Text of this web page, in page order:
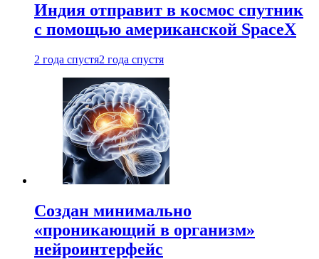
Индия отправит в космос спутник
с помощью американской SpaceX
2 года спустя2 года спустя
Создан минимально
«проникающий в организм»
нейроинтерфейс